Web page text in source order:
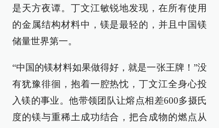
是天方夜谭。丁文江敏锐地发现，在所有使用
的金属结构材料中，镁是最轻的，并且中国镁
储量世界第一。
“中国的镁材料如果做得好，就是一张王牌！”没
有犹豫徘徊，抱着一腔热忱，丁文江全身心投
入镁的事业。他带领团队让熔点相差600多摄氏
度的镁与重稀土成功结合，把合成物的燃点从